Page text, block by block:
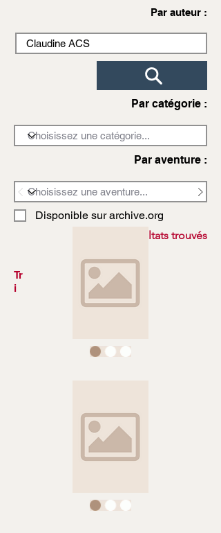
Par auteur :
Par catégorie :
Par aventure :
Disponible sur archive.org
3972 résultats trouvés
Tr
i